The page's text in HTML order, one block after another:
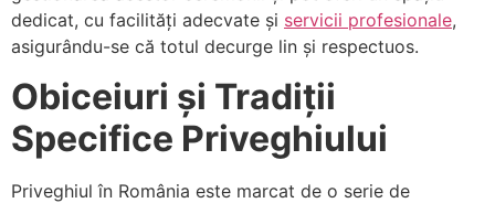
dedicat, cu facilități adecvate și servicii profesionale,
asigurându-se că totul decurge lin și respectuos.
Obiceiuri și Tradiții
Specifice Priveghiului
Priveghiul în România este marcat de o serie de